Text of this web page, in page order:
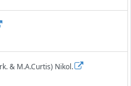
& M.A.Curtis) Nikol.